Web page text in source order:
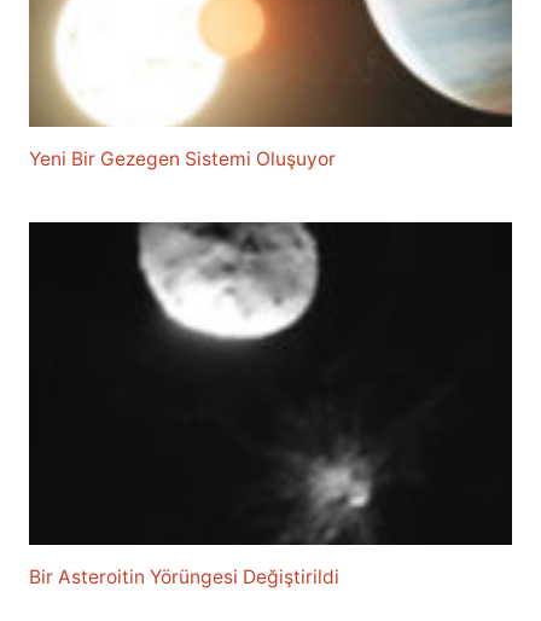
Yeni Bir Gezegen Sistemi Oluşuyor
Bir Asteroitin Yörüngesi Değiştirildi